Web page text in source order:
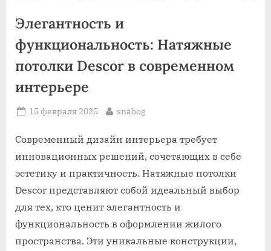
Элегантность и
функциональность: Натяжные
потолки Descor в современном
интерьере
Posted
15 февраля 2025 By
snabog
Современный дизайн интерьера требует
инновационных решений, сочетающих в себе
эстетику и практичность. Натяжные потолки
Descor представляют собой идеальный выбор
для тех, кто ценит элегантность и
функциональность в оформлении жилого
пространства. Эти уникальные конструкции,